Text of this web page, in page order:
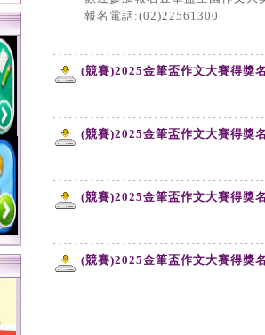
報名電話:(02)22561300
(競賽)2025金筆盃作文大賽得獎
(競賽)2025金筆盃作文大賽得獎
(競賽)2025金筆盃作文大賽得獎
(競賽)2025金筆盃作文大賽得獎